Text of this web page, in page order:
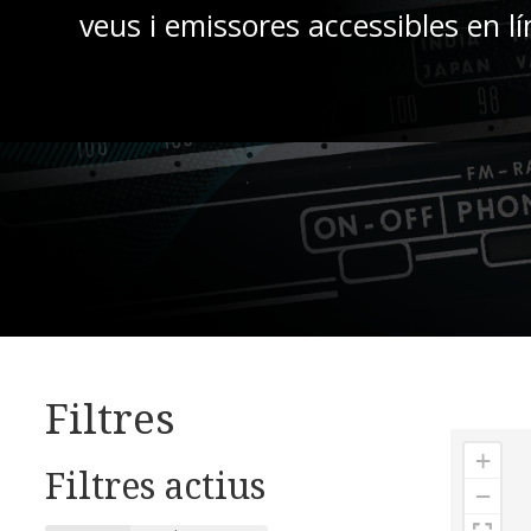
veus i emissores accessibles en
Filtres
Filtres actius
+
−